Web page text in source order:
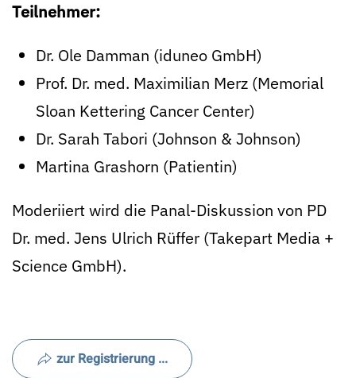
Teilnehmer:
Dr. Ole Damman (iduneo GmbH)
Prof. Dr. med. Maximilian Merz (Memorial
Sloan Kettering Cancer Center)
Dr. Sarah Tabori (Johnson & Johnson)
Martina Grashorn (Patientin)
Moderiiert wird die Panal-Diskussion von PD
Dr. med. Jens Ulrich Rüffer (Takepart Media +
Science GmbH).
zur Registrierung ...